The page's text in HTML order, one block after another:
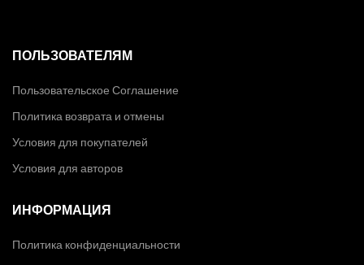
ПОЛЬЗОВАТЕЛЯМ
Пользовательское Соглашение
Политика возврата и отмены
Условия для покупателей
Условия для авторов
ИНФОРМАЦИЯ
Политика конфиденциальности